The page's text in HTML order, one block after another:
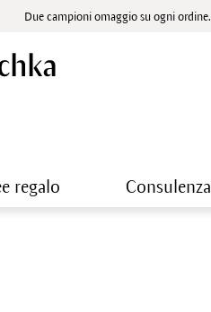
Due campioni omaggio su ogni ordine.
regalo Consulenza